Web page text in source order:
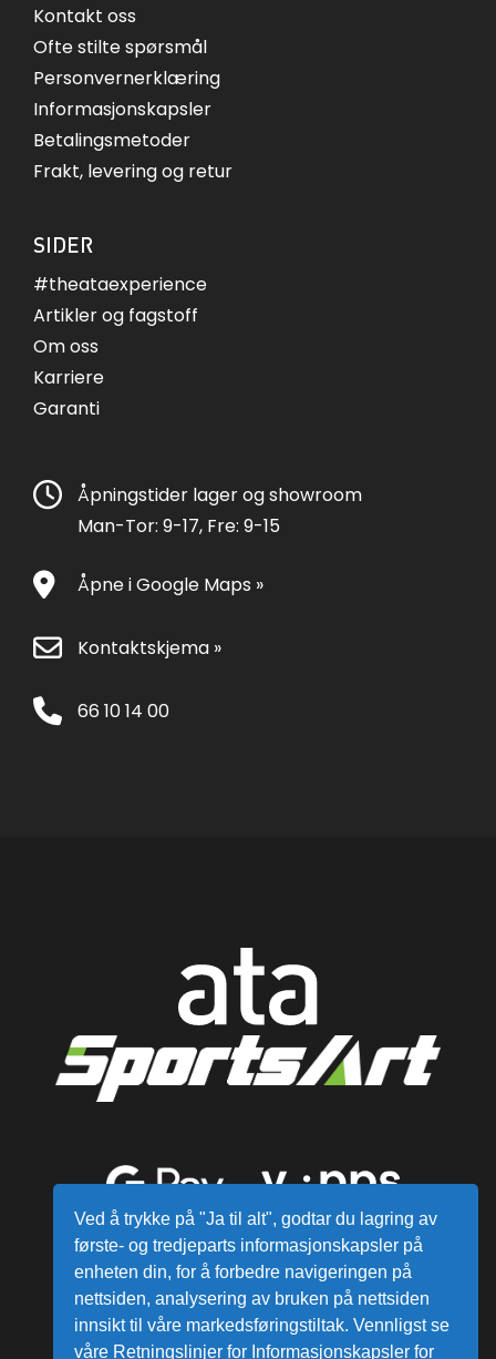
Kontakt oss
Ofte stilte spørsmål
Personvernerklæring
Informasjonskapsler
Betalingsmetoder
Frakt, levering og retur
SIDER
#theataexperience
Artikler og fagstoff
Om oss
Karriere
Garanti
Åpningstider lager og showroom
Man-Tor: 9-17, Fre: 9-15
Åpne i Google Maps »
Kontaktskjema »
66 10 14 00
Ved å trykke på "Ja til alt", godtar du lagring av
første- og tredjeparts informasjonskapsler på
enheten din, for å forbedre navigeringen på
nettsiden, analysering av bruken på nettsiden
innsikt til våre markedsføringstiltak. Vennligst se
våre Retningslinjer for Informasjonskapsler for